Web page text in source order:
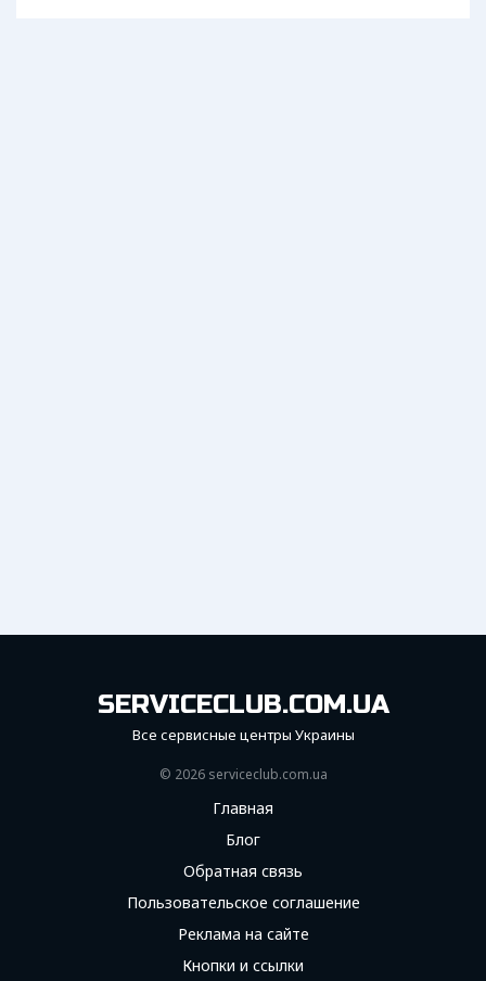
SERVICECLUB.COM.UA
Все сервисные центры Украины
© 2026 serviceсlub.com.ua
Главная
Блог
Обратная связь
Пользовательское соглашение
Реклама на сайте
Кнопки и ссылки